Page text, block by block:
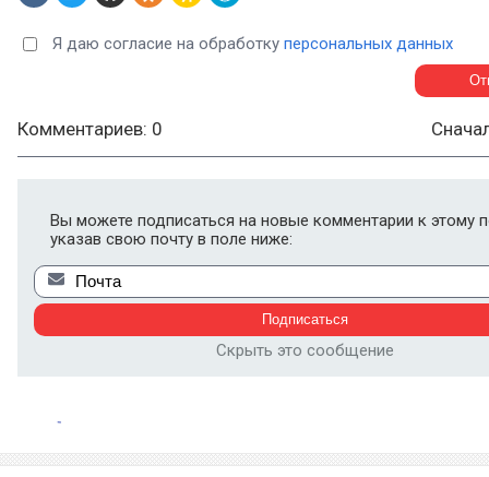
Я даю согласие на обработку персональных данных
Комментариев: 0
Вы можете подписаться на новые комментарии к этому
указав свою почту в поле ниже:
Скрыть это сообщение